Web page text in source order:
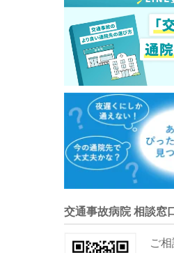
交通事故病院 相談窓
ご